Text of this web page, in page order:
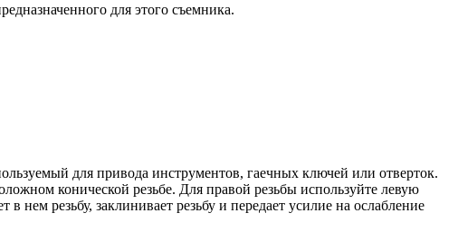
для этого съемника.
для привода инструментов, гаечных ключей или отверток.
конической резьбе. Для правой резьбы используйте левую
нем резьбу, заклинивает резьбу и передает усилие на ослабление